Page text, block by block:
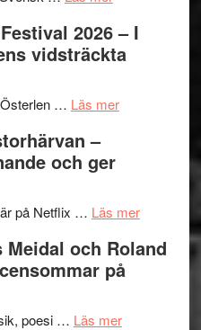
med
Fox
och
Scully
stipendium
Det
grönaste
–
och
lättsam
2026 – I
vidsträckta
… Läs merom
2026
I
Delvis
genrens
–
och ger
på Netflix … Läs merom
Meidal och Roland
på
poesi … Läs merom